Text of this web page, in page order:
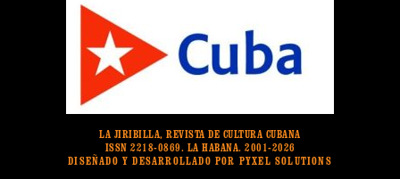
LA JIRIBILLA, REVISTA DE CULTURA CUBANA
ISSN 2218-0869. LA HABANA. 2001-2026
DISEÑADO Y DESARROLLADO POR PYXEL SOLUTIONS